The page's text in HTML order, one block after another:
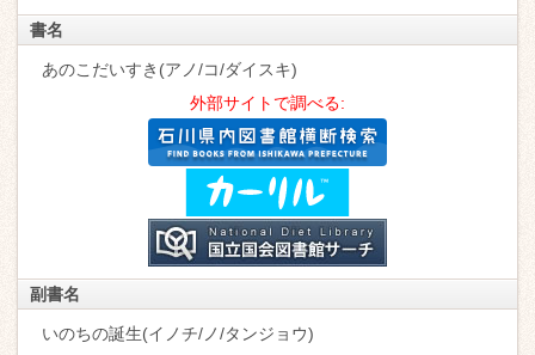
書名
あのこだいすき(アノ/コ/ダイスキ)
外部サイトで調べる:
副書名
いのちの誕生(イノチ/ノ/タンジョウ)